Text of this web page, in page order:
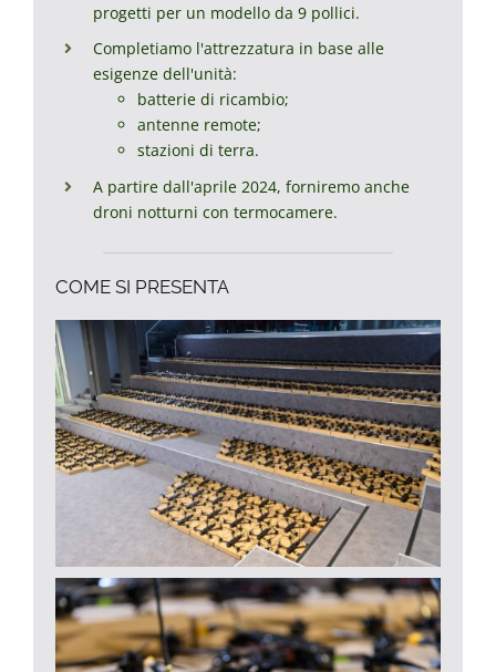
progetti per un modello da 9 pollici.
Completiamo l'attrezzatura in base alle
esigenze dell'unità:
batterie di ricambio;
antenne remote;
stazioni di terra.
A partire dall'aprile 2024, forniremo anche
droni notturni con termocamere.
COME SI PRESENTA